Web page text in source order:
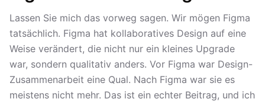
Lassen Sie mich das vorweg sagen. Wir mögen Figma
tatsächlich. Figma hat kollaboratives Design auf eine
Weise verändert, die nicht nur ein kleines Upgrade
war, sondern qualitativ anders. Vor Figma war Design-
Zusammenarbeit eine Qual. Nach Figma war sie es
meistens nicht mehr. Das ist ein echter Beitrag, und ich